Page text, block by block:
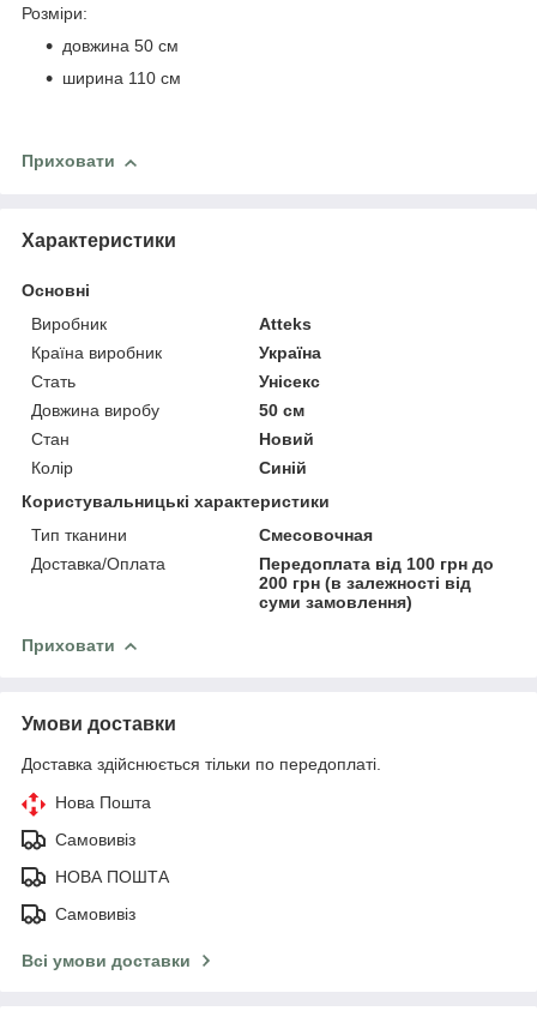
Розміри:
довжина 50 см
ширина 110 см
Приховати
Характеристики
Основні
Виробник
Atteks
Країна виробник
Україна
Стать
Унісекс
Довжина виробу
50 см
Стан
Новий
Колір
Синій
Користувальницькі характеристики
Тип тканини
Смесовочная
Доставка/Оплата
Передоплата від 100 грн до
200 грн (в залежності від
суми замовлення)
Приховати
Умови доставки
Доставка здійснюється тільки по передоплаті.
Нова Пошта
Самовивіз
НОВА ПОШТА
Самовивіз
Всі умови доставки